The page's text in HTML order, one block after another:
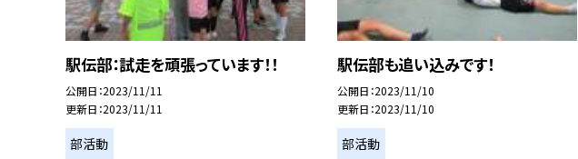
駅伝部：試走を頑張っています！！
公開日 2023/11/11
更新日 2023/11/11
部活動
駅伝部も追い込みです！
公開日 2023/11/10
更新日 2023/11/10
部活動